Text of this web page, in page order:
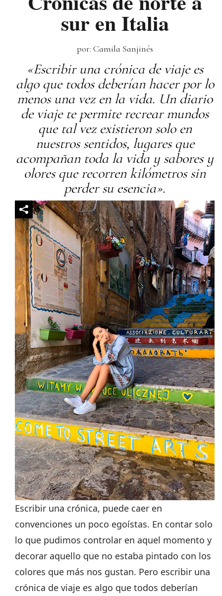
sur en Italia
por: Camila Sanjinés
«Escribir una crónica de viaje es
algo que todos deberían hacer por lo
menos una vez en la vida. Un diario
de viaje te permite recrear mundos
que tal vez existieron solo en
nuestros sentidos, lugares que
acompañan toda la vida y sabores y
olores que recorren kilómetros sin
perder su esencia».
Escribir una crónica, puede caer en
convenciones un poco egoístas. En contar solo
lo que pudimos controlar en aquel momento y
decorar aquello que no estaba pintado con los
colores que más nos gustan. Pero escribir una
crónica de viaje es algo que todos deberían